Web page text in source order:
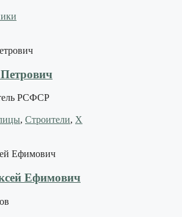
РСФСР
, Строители, Х
Ефимович